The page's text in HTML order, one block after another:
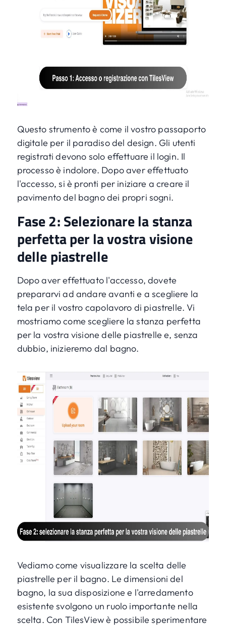
Questo strumento è come il vostro passaporto
digitale per il paradiso del design. Gli utenti
registrati devono solo effettuare il login. Il
processo è indolore. Dopo aver effettuato
l'accesso, si è pronti per iniziare a creare il
pavimento del bagno dei propri sogni.
Fase 2: Selezionare la stanza
perfetta per la vostra visione
delle piastrelle
Dopo aver effettuato l'accesso, dovete
prepararvi ad andare avanti e a scegliere la
tela per il vostro capolavoro di piastrelle. Vi
mostriamo come scegliere la stanza perfetta
per la vostra visione delle piastrelle e, senza
dubbio, inizieremo dal bagno.
Vediamo come visualizzare la scelta delle
piastrelle per il bagno. Le dimensioni del
bagno, la sua disposizione e l'arredamento
esistente svolgono un ruolo importante nella
scelta. Con TilesView è possibile sperimentare